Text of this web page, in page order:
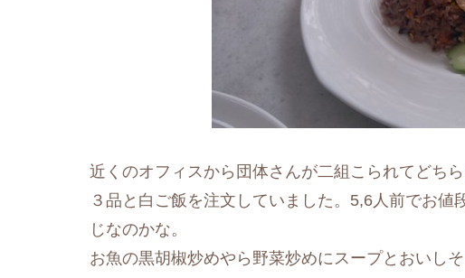
近くのオフィスから団体さんが二組こられてどち
３品と白ご飯を注文していました。5,6人前でお
じなのかな。
お魚の黒胡椒炒めやら野菜炒めにスープとおいしそ